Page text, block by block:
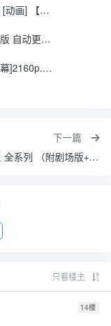
吞噬星空 (2026)【更新235集】 [中国大陆] [动画] 【4K】
《国漫》沧元图 4K 高码 HQ 珍爱永久珍藏版 自动更新中-------
【更至17集】将夜[2026][国语配音+中文字幕]2160p.WEB-DL单集2G
下一篇
犬夜叉 全系列 （附剧场版+完结篇+国日语版+夜叉姬1-2季+漫画） [日本] [剧情/爱情/动画/惊悚/奇幻/冒险] 日语/英语 9.2分
只看楼主
14楼